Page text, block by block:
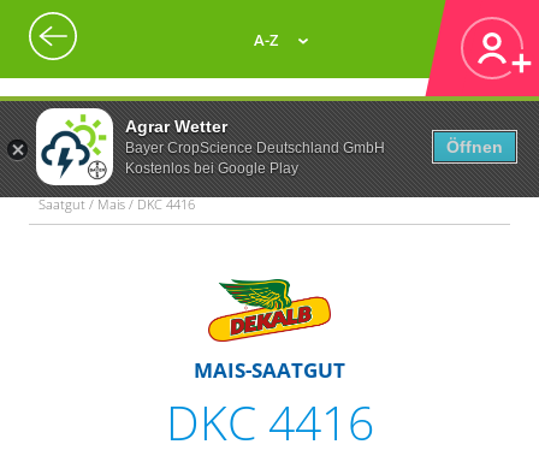
Agrar Wetter
Bayer CropScience Deutschland GmbH
Kostenlos bei Google Play
Öffnen
A-Z
Saatgut / Mais / DKC 4416
MAIS-SAATGUT
DKC 4416